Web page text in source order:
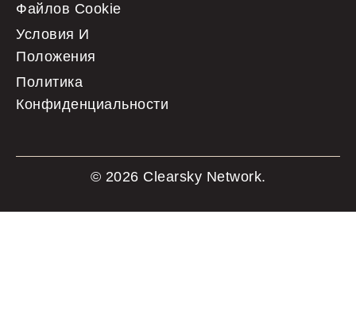
Файлов Cookie
Условия И
Положения
Политика
Конфиденциальности
© 2026 Clearsky Network.